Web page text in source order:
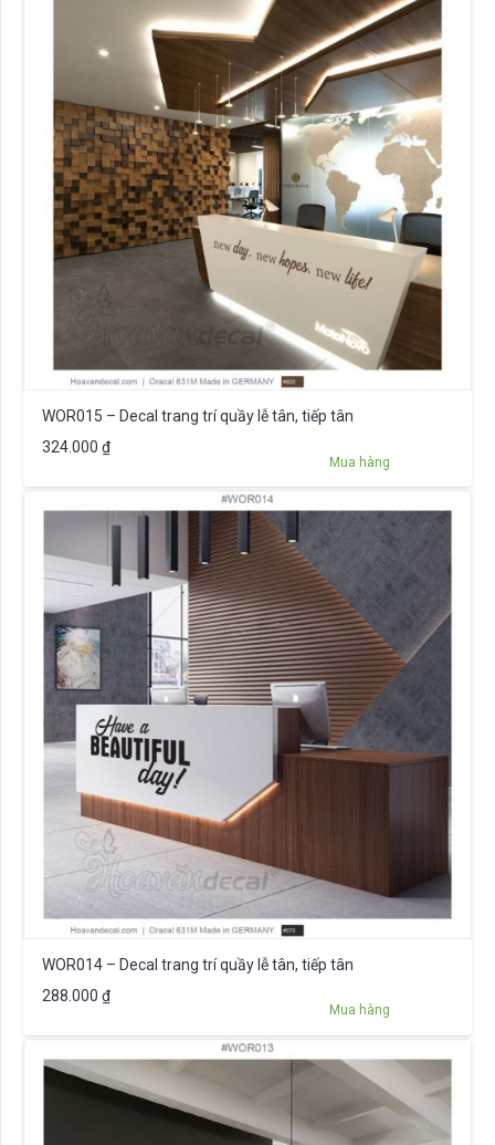
WOR015 – Decal trang trí quầy lễ tân, tiếp tân
324.000 ₫
Mua hàng
WOR014 – Decal trang trí quầy lễ tân, tiếp tân
288.000 ₫
Mua hàng